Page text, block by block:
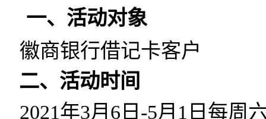
一、活动对象
徽商银行借记卡客户
二、活动时间
2021年3月 6 日 -5月 1 日每周